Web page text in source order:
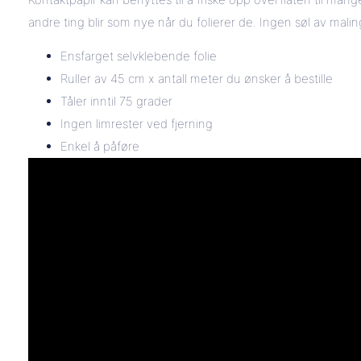
andre ting blir som nye når du folierer de. Ingen søl av
Ensfarget selvklebende folie
Ruller av 45 cm x antall meter du ønsker å bestille
Tåler inntil 75 grader
Ingen limrester ved fjerning
Enkel å påføre